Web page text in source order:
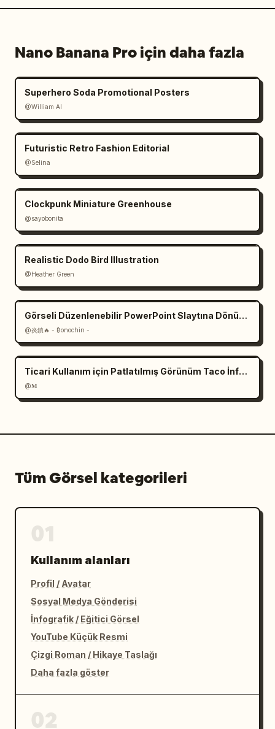
Nano Banana Pro için daha fazla
Superhero Soda Promotional Posters
@William AI
Futuristic Retro Fashion Editorial
@Selina
Clockpunk Miniature Greenhouse
@sayobonita
Realistic Dodo Bird Illustration
@Heather Green
Görseli Düzenlenebilir PowerPoint Slaytına Dönüştürme İstemleri
@炎鎮🔥 - ₿onochin -
Ticari Kullanım için Patlatılmış Görünüm Taco İnfografiği
@𝐌
Tüm Görsel kategorileri
Kullanım alanları
Profil / Avatar
Sosyal Medya Gönderisi
İnfografik / Eğitici Görsel
YouTube Küçük Resmi
Çizgi Roman / Hikaye Taslağı
Daha fazla göster